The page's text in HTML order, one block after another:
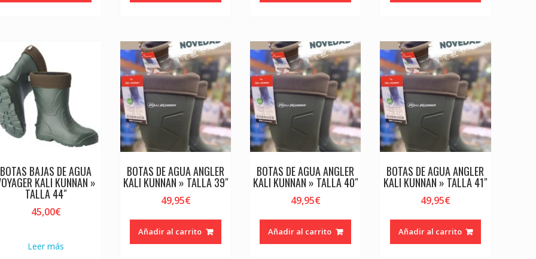
BOTAS BAJAS DE AGUA
KALI KUNNAN »
TALLA 44″
45,00€
Leer más
BOTAS DE AGUA ANGLER
KALI KUNNAN » TALLA 39″
49,95€
Añadir al carrito
BOTAS DE AGUA ANGLER
KALI KUNNAN » TALLA 40″
49,95€
Añadir al carrito
BOTAS DE AGUA ANGLER
KALI KUNNAN » TALLA 41″
49,95€
Añadir al carrito